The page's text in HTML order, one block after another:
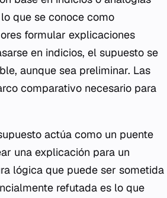
que se conoce como
formular explicaciones
en indicios, el supuesto se
aunque sea preliminar. Las
comparativo necesario para
actúa como un puente
una explicación para un
lógica que puede ser sometida
refutada es lo que